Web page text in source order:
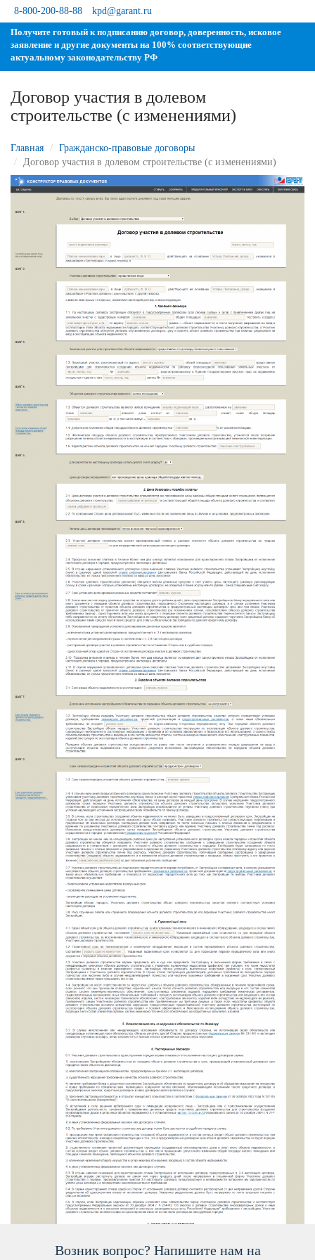
8-800-200-88-88
kpd@garant.ru
Получите готовый к подписанию договор, доверенность, исковое
заявление и другие документы на 100% соответствующие
актуальному законодательству РФ
Договор участия в долевом
строительстве (с изменениями)
Главная
Гражданско-правовые договоры
Договор участия в долевом строительстве (с изменениями)
озник вопрос? Напишите нам на